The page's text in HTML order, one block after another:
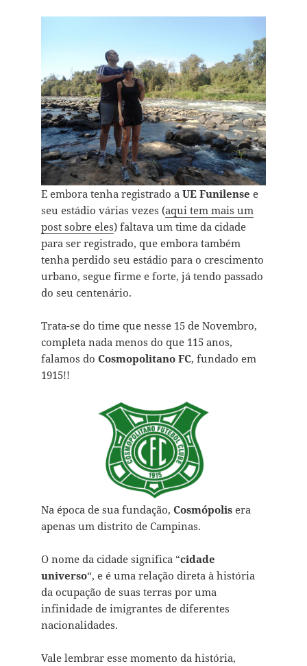
E embora tenha registrado a UE Funilense e
seu estádio várias vezes (aqui tem mais um
post sobre eles) faltava um time da cidade
para ser registrado, que embora também
tenha perdido seu estádio para o crescimento
urbano, segue firme e forte, já tendo passado
do seu centenário.
Trata-se do time que nesse 15 de Novembro,
completa nada menos do que 115 anos,
falamos do Cosmopolitano FC, fundado em
1915!!
Na época de sua fundação, Cosmópolisera
apenas um distrito de Campinas.
O nome da cidade significa “cidade
universo“, e é uma relação direta à história
da ocupação de suas terras por uma
infinidade de imigrantes de diferentes
nacionalidades.
Vale lembrar esse momento da história,